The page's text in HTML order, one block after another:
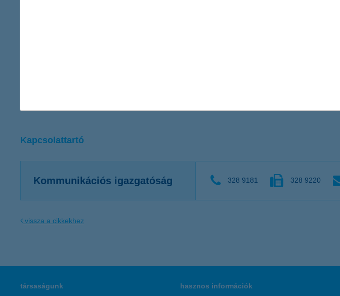
Kapcsolattartó
Kommunikációs igazgatóság 328 9181 328 9220
vissza a cikkekhez
társaságunk hasznos információk